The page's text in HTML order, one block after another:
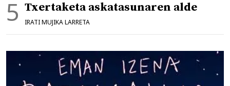
Txertaketa askatasunaren alde
IRATI MUJIKA LARRETA